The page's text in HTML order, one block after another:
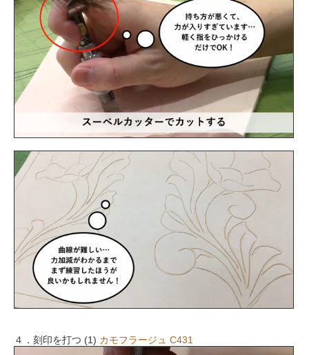
４．刻印を打つ (1) カモフラージュ C431